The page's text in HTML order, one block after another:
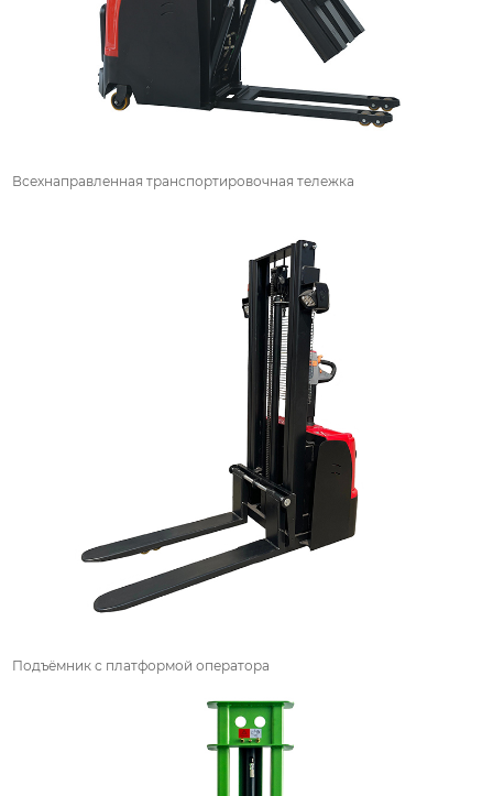
Всехнаправленная транспортировочная тележка
Подъёмник с платформой оператора